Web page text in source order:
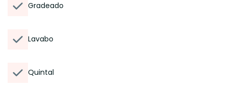
Gradeado
Lavabo
Quintal